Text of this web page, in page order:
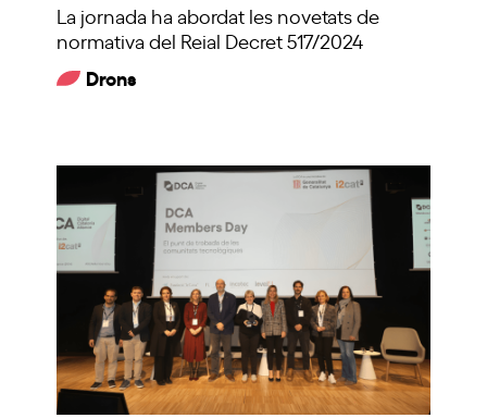
La jornada ha abordat les novetats de
normativa del Reial Decret 517/2024
Drons